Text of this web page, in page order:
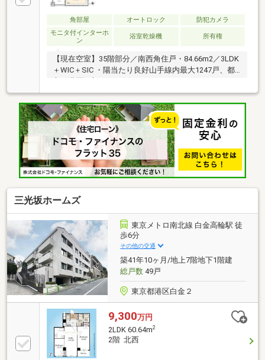
角部屋 オートロック
防犯カメラ
モニタ付インターホ
ン
浴室乾燥機 所有権
【現在空室】35階部分／南西角住戸・84.66m2／3LDK
＋WIC＋SIC ・陽当たり良好山手線内最大1247戸、都
三光坂ホームズ
東京メトロ南北線 白金高輪駅 徒
歩6分
その他の交通
築41年10ヶ月/地上7階地下1階建
総戸数49戸
東京都港区白金２
9,300万円
2LDK 60.64m2
2階 北西